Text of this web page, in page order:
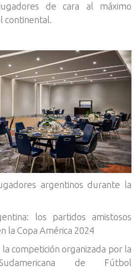
de cara al máximo
argentinos durante la
los partidos amistosos
la Copa América 2024
competición organizada por la
de Fútbol